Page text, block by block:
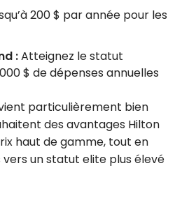
200 $ par année pour les
:Atteignez le statut
$ de dépenses annuelles
particulièrement bien
des avantages Hilton
haut de gamme, tout en
un statut elite plus élevé